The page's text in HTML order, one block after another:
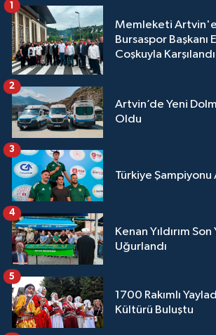
Memleketi
Bursaspor Başkanı
Coşkuyla Karşılandı
1
Artvin’de Yeni
Oldu
2
Türkiye
3
Kenan Yıldırım
Uğurlandı
4
1700 Rakımlı
Kültürü Buluştu
5